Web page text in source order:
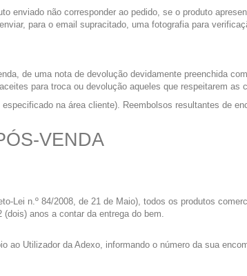
enviado não corresponder ao pedido, se o produto
para o email supracitado, uma fotografia para
de uma nota de devolução devidamente preenchida
para troca ou devolução aqueles que respeitarem as
na área cliente). Reembolsos resultantes de
VENDA
Lei n.º 84/2008, de 21 de Maio), todos os produtos
anos a contar da entrega do bem.
ao Utilizador da Adexo, informando o número da sua